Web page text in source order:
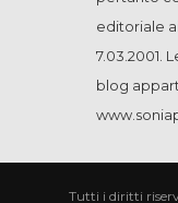
editoriale
7.03.2001.
blog
Tutti i diritti